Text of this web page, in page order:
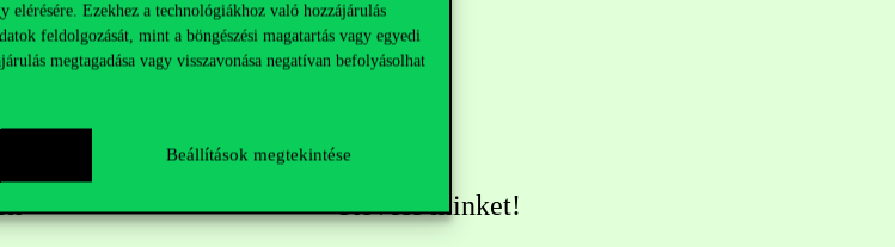
elérésére. Ezekhez a technológiákhoz való hozzájárulás
feldolgozását, mint a böngészési magatartás vagy egyedi
megtagadása vagy visszavonása negatívan befolyásolhat
Beállítások megtekintése
Kövess minket!